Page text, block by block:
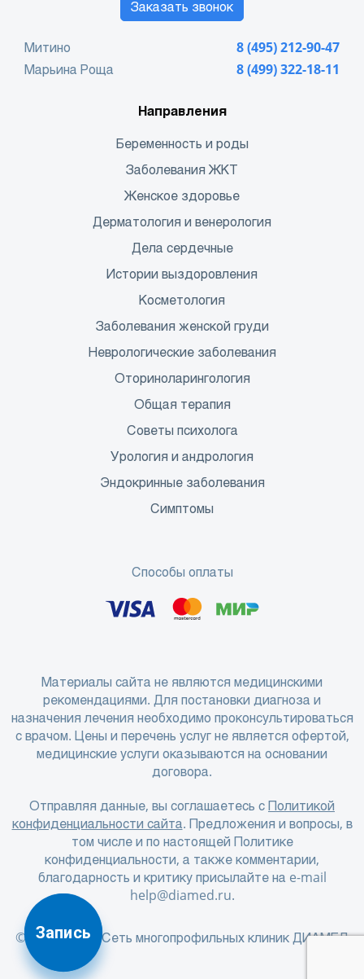
Заказать звонок
8 (495) 212-90-47
Митино
8 (499) 322-18-11
Марьина Роща
Направления
Беременность и роды
Заболевания ЖКТ
Женское здоровье
Дерматология и венерология
Дела сердечные
Истории выздоровления
Косметология
Заболевания женской груди
Неврологические заболевания
Оториноларингология
Общая терапия
Советы психолога
Урология и андрология
Эндокринные заболевания
Симптомы
Способы оплаты
Материалы сайта не являются медицинскими
рекомендациями. Для постановки диагноза и
назначения лечения необходимо проконсультироваться
с врачом. Цены и перечень услуг не является офертой,
медицинские услуги оказываются на основании
договора.
Отправляя данные, вы соглашаетесь с Политикой
конфиденциальности сайта. Предложения и вопросы, в
том числе и по настоящей Политике
конфиденциальности, а также комментарии,
благодарность и критику присылайте на e-mail
help@diamed.ru.
© 2001 - 2026 Сеть многопрофильных клиник ДИАМЕД
Запись